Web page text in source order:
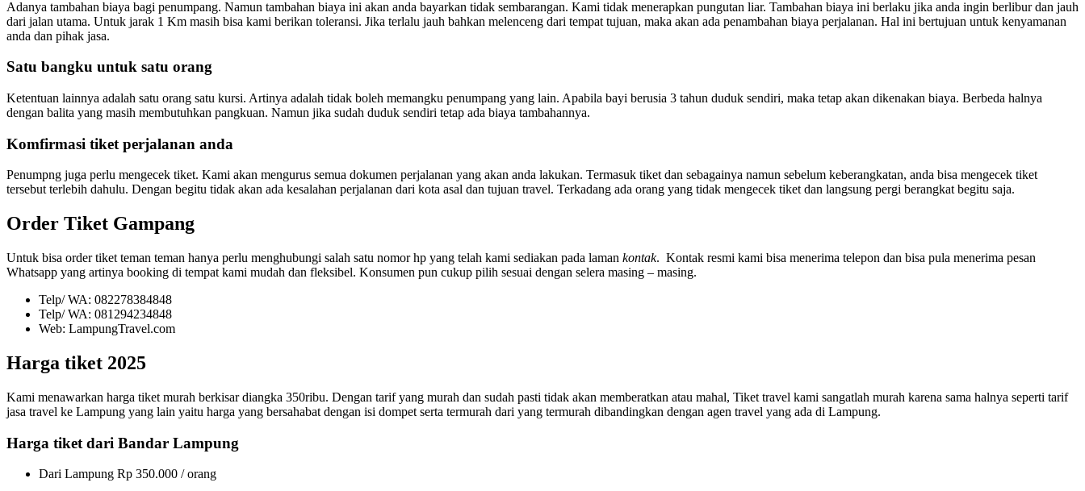
Adanya tambahan biaya bagi penumpang. Namun tambahan biaya ini akan anda bayarkan tidak sembarangan. Kami tidak menerapkan pungutan liar. Tambahan biaya ini berlaku jika anda ingin berlibur dan jauh
dari jalan utama. Untuk jarak 1 Km masih bisa kami berikan toleransi. Jika terlalu jauh bahkan melenceng dari tempat tujuan, maka akan ada penambahan biaya perjalanan. Hal ini bertujuan untuk kenyamanan
anda dan pihak jasa.
Satu bangku untuk satu orang
Ketentuan lainnya adalah satu orang satu kursi. Artinya adalah tidak boleh memangku penumpang yang lain. Apabila bayi berusia 3 tahun duduk sendiri, maka tetap akan dikenakan biaya. Berbeda halnya
dengan balita yang masih membutuhkan pangkuan. Namun jika sudah duduk sendiri tetap ada biaya tambahannya.
Komfirmasi tiket perjalanan anda
Penumpng juga perlu mengecek tiket. Kami akan mengurus semua dokumen perjalanan yang akan anda lakukan. Termasuk tiket dan sebagainya namun sebelum keberangkatan, anda bisa mengecek tiket
tersebut terlebih dahulu. Dengan begitu tidak akan ada kesalahan perjalanan dari kota asal dan tujuan travel. Terkadang ada orang yang tidak mengecek tiket dan langsung pergi berangkat begitu saja.
Order Tiket Gampang
Untuk bisa order tiket teman teman hanya perlu menghubungi salah satu nomor hp yang telah kami sediakan pada laman kontak. Kontak resmi kami bisa menerima telepon dan bisa pula menerima pesan
Whatsapp yang artinya booking di tempat kami mudah dan fleksibel. Konsumen pun cukup pilih sesuai dengan selera masing – masing.
Telp/ WA: 082278384848
Telp/ WA: 081294234848
Web: LampungTravel.com
Harga tiket 2025
Kami menawarkan harga tiket murah berkisar diangka 350ribu. Dengan tarif yang murah dan sudah pasti tidak akan memberatkan atau mahal, Tiket travel kami sangatlah murah karena sama halnya seperti tarif
jasa travel ke Lampung yang lain yaitu harga yang bersahabat dengan isi dompet serta termurah dari yang termurah dibandingkan dengan agen travel yang ada di Lampung.
Harga tiket dari Bandar Lampung
Dari Lampung Rp 350.000 / orang